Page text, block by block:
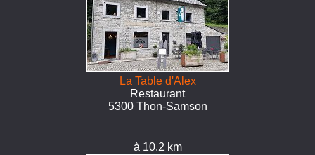
La Table d'Alex
Restaurant
5300 Thon-Samson
à 10.2 km